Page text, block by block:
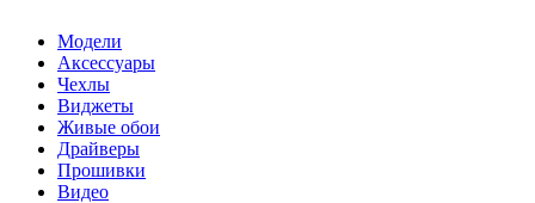
Модели
Аксессуары
Чехлы
Виджеты
Живые обои
Драйверы
Прошивки
Видео